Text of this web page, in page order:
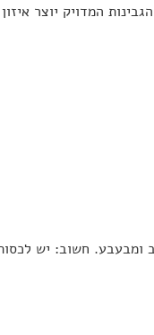
המדויק יוצר
חשוב: יש